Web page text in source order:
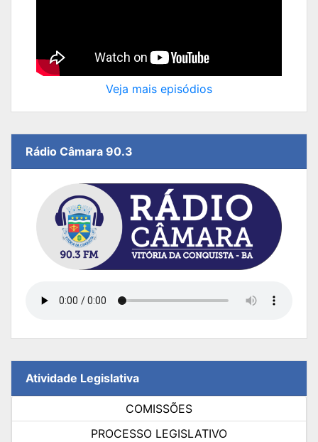
Veja mais episódios
Rádio Câmara 90.3
Atividade Legislativa
COMISSÕES
PROCESSO LEGISLATIVO